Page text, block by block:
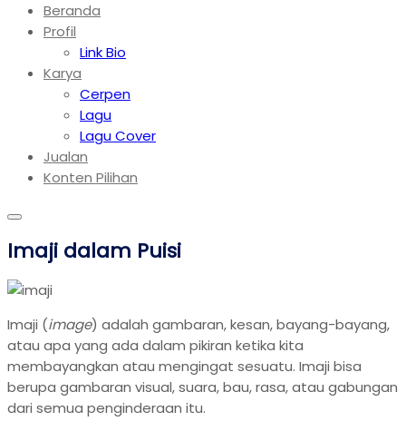
Beranda
Profil
Link Bio
Karya
Cerpen
Lagu
Lagu Cover
Jualan
Konten Pilihan
Imaji dalam Puisi
Imaji (image) adalah gambaran, kesan, bayang-bayang,
atau apa yang ada dalam pikiran ketika kita
membayangkan atau mengingat sesuatu. Imaji bisa
berupa gambaran visual, suara, bau, rasa, atau gabungan
dari semua penginderaan itu.